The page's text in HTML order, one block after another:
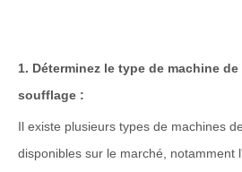
1. Déterminez le type de machine
soufflage :
Il existe plusieurs types de machines
disponibles sur le marché, notamment